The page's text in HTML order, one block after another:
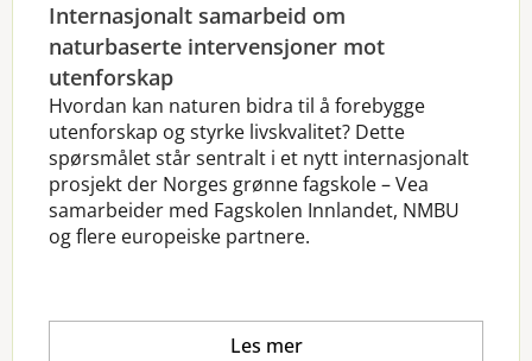
Internasjonalt samarbeid om
naturbaserte intervensjoner mot
utenforskap
Hvordan kan naturen bidra til å forebygge
utenforskap og styrke livskvalitet? Dette
spørsmålet står sentralt i et nytt internasjonalt
prosjekt der Norges grønne fagskole – Vea
samarbeider med Fagskolen Innlandet, NMBU
og flere europeiske partnere.
Les mer